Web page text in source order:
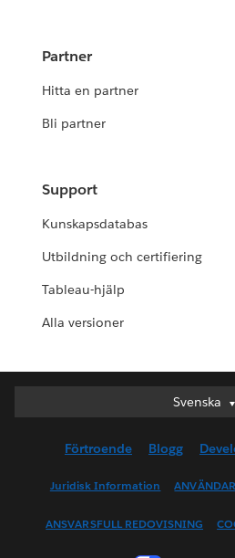
Partner
Hitta en partner
Bli partner
Support
Kunskapsdatabas
Utbildning och certifiering
Tableau-hjälp
Alla versioner
Svenska
Svenska
English
English (US)
Français
Français
Förtroende Blogg
Juridisk Information
ANSVARSFULL REDOVISNING